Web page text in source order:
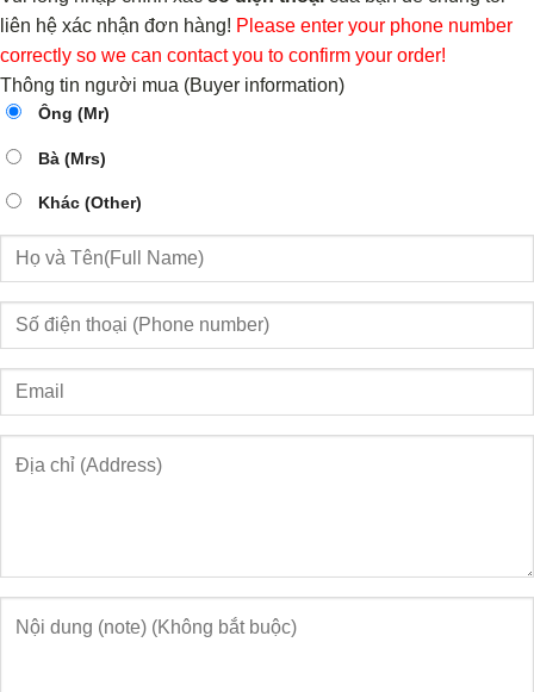
liên hệ xác nhận đơn hàng! Please enter your phone number
correctly so we can contact you to confirm your order!
Thông tin người mua (Buyer information)
Ông (Mr)
Bà (Mrs)
Khác (Other)